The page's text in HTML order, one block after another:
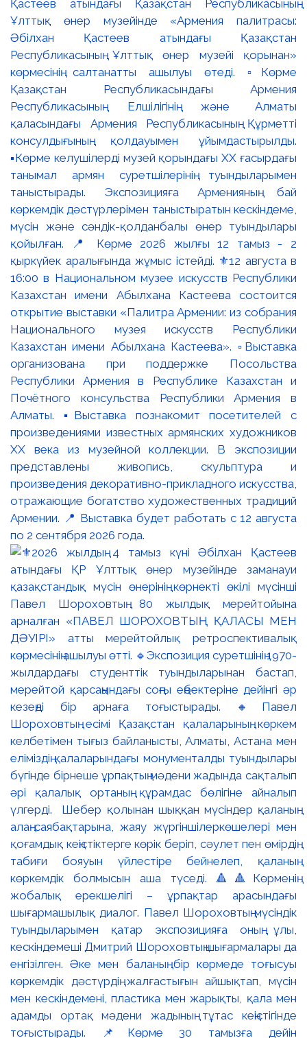
Қастеев атындағы Қазақстан Республикасының
Ұлттық өнер музейінде «Армения палитрасы:
Әбілхан Қастеев атындағы Қазақстан
Республикасының Ұлттық өнер музейі қорынан»
көрмесінің салтанатты ашылуы өтеді. ▫️Көрме
Қазақстан Республикасындағы Армения
Республикасының Елшілігінің және Алматы
қаласындағы Армения Республикасының Құрметті
консулдығының қолдауымен ұйымдастырылды.
▪️Көрме келушілерді музей қорындағы ХХ ғасырдағы
танымал армян суретшілерінің туындыларымен
таныстырады. Экспозицияға Арменияның бай
көркемдік дәстүрлерімен таныстыратын кескіндеме,
мүсін және сәндік-қолданбалы өнер туындылары
қойылған. 📍 Көрме 2026 жылғы 12 тамыз - 2
қыркүйек аралығында жұмыс істейді. ⚜️12 августа в
16:00 в Национальном музее искусств Республики
Казахстан имени Абылхана Кастеева состоится
открытие выставки «Палитра Армении: из собрания
Национального музея искусств Республики
Казахстан имени Абылхана Кастеева». ▫️Выставка
организована при поддержке Посольства
Республики Армения в Республике Казахстан и
Почётного консульства Республики Армения в
Алматы. ▪️Выставка познакомит посетителей с
произведениями известных армянских художников
XX века из музейной коллекции. В экспозиции
представлены живопись, скульптура и
произведения декоративно-прикладного искусства,
отражающие богатство художественных традиций
Армении. 📍 Выставка будет работать с 12 августа
по 2 сентября 2026 года.